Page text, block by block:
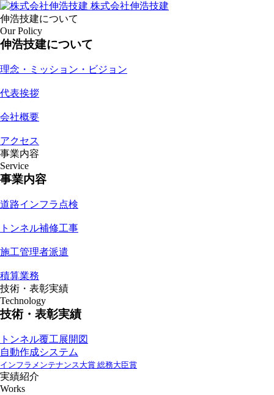
株式会社伸浩技建
伸浩技建について
Our Policy
伸浩技建について
理念・ミッション・ビジョン
代表挨拶
会社概要
アクセス
事業内容
Service
事業内容
道路インフラ点検
トンネル補修工事
施工管理者派遣
積算業務
技術・表彰実績
Technology
技術・表彰実績
トンネル覆工展開図
自動作成システム
インフラメンテナンス大賞 総務大臣賞
実績紹介
Works